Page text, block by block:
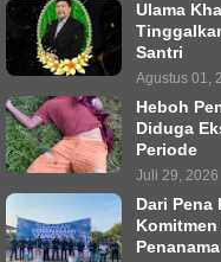
Ulama
Santri
Agustus 01,
Heboh
Diduga
Periode
Juli 29, 2026
Dari Pena